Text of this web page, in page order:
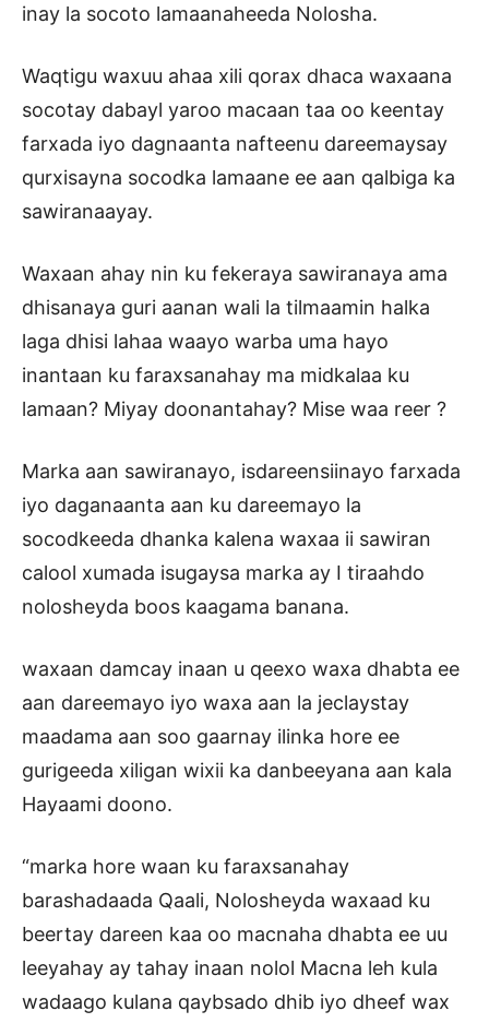
inay la socoto lamaanaheeda Nolosha.
Waqtigu waxuu ahaa xili qorax dhaca waxaana
socotay dabayl yaroo macaan taa oo keentay
farxada iyo dagnaanta nafteenu dareemaysay
qurxisayna socodka lamaane ee aan qalbiga ka
sawiranaayay.
Waxaan ahay nin ku fekeraya sawiranaya ama
dhisanaya guri aanan wali la tilmaamin halka
laga dhisi lahaa waayo warba uma hayo
inantaan ku faraxsanahay ma midkalaa ku
lamaan? Miyay doonantahay? Mise waa reer ?
Marka aan sawiranayo, isdareensiinayo farxada
iyo daganaanta aan ku dareemayo la
socodkeeda dhanka kalena waxaa ii sawiran
calool xumada isugaysa marka ay I tiraahdo
nolosheyda boos kaagama banana.
waxaan damcay inaan u qeexo waxa dhabta ee
aan dareemayo iyo waxa aan la jeclaystay
maadama aan soo gaarnay ilinka hore ee
gurigeeda xiligan wixii ka danbeeyana aan kala
Hayaami doono.
“marka hore waan ku faraxsanahay
barashadaada Qaali, Nolosheyda waxaad ku
beertay dareen kaa oo macnaha dhabta ee uu
leeyahay ay tahay inaan nolol Macna leh kula
wadaago kulana qaybsado dhib iyo dheef wax